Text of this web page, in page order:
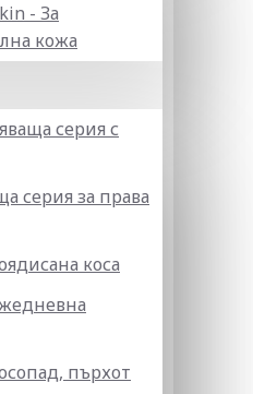
- За
кожа
серия с
серия за права
коса
пърхот